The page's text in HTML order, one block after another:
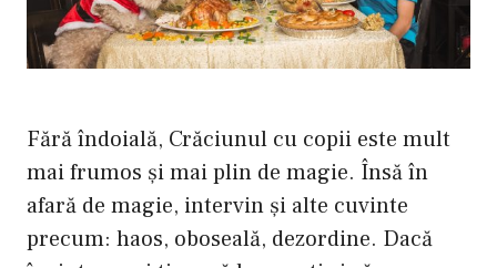
Fără îndoială, Crăciunul cu copii este mult
mai frumos şi mai plin de magie. Însă în
afară de magie, intervin şi alte cuvinte
precum: haos, oboseală, dezordine. Dacă